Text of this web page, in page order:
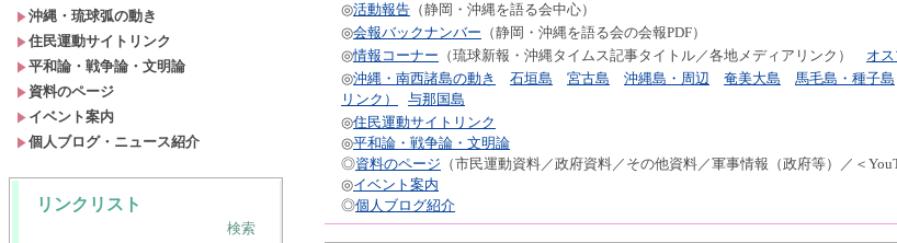
沖縄・琉球弧の動き
住民運動サイトリンク
平和論・戦争論・文明論
資料のページ
イベント案内
個人ブログ・ニュース紹介
リンクリスト
検索
◎活動報告 （静岡・沖縄を語る会中心）
◎会報バックナンバー （静岡・沖縄を語る会の会報PDF）
◎情報コーナー （琉球新報・沖縄タイムス記事タイトル／各地メディアリンク） オ
◎沖縄 ・ 南西諸島の動き 石垣島 宮古島 沖縄島 ・ 周辺 奄美大島 馬毛島・ 種子島
リンク）
与那国島
◎住民運動サイトリンク
◎平和論・戦争論・文明論
◎資料のページ （市民運動資料／政府資料／その他資料／軍事情報（政府等）／＜
◎イベント案内
◎個人ブログ紹介